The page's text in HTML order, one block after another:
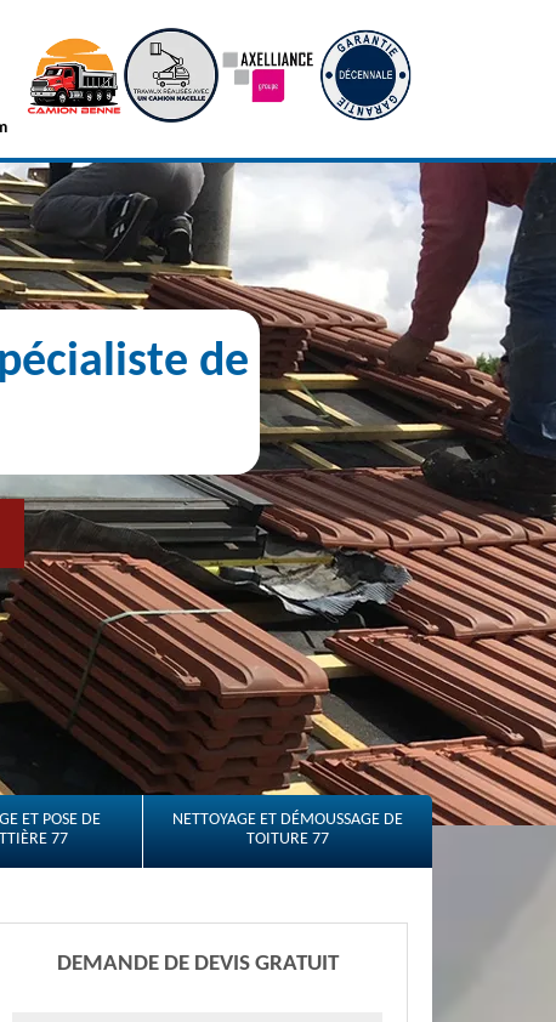
de
ET POSE DE
77
NETTOYAGE ET DÉMOUSSAGE DE
TOITURE 77
DEMANDE DE DEVIS GRATUIT